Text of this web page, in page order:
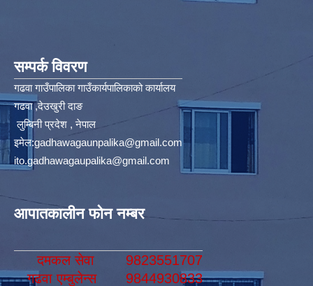
सम्पर्क विवरण
गढवा गाउँपालिका गाउँकार्यपालिकाको कार्यालय
गढवा ,देउखुरी दाङ
लुम्बिनी प्रदेश , नेपाल
इमेल:gadhawagaunpalika@gmail.com
ito.gadhawagaupalika@gmail.com
आपातकालीन फोन नम्बर
दमकल सेवा
9823551707
गढवा एम्बुलेन्स
9844930833